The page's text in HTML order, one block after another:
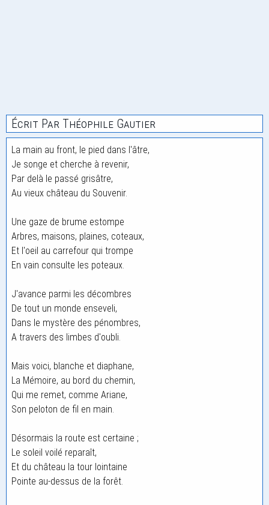
Écrit Par Théophile Gautier
La main au front, le pied dans l'âtre,
Je songe et cherche à revenir,
Par delà le passé grisâtre,
Au vieux château du Souvenir.
Une gaze de brume estompe
Arbres, maisons, plaines, coteaux,
Et l'oeil au carrefour qui trompe
En vain consulte les poteaux.
J'avance parmi les décombres
De tout un monde enseveli,
Dans le mystère des pénombres,
A travers des limbes d'oubli.
Mais voici, blanche et diaphane,
La Mémoire, au bord du chemin,
Qui me remet, comme Ariane,
Son peloton de fil en main.
Désormais la route est certaine ;
Le soleil voilé reparaît,
Et du château la tour lointaine
Pointe au-dessus de la forêt.